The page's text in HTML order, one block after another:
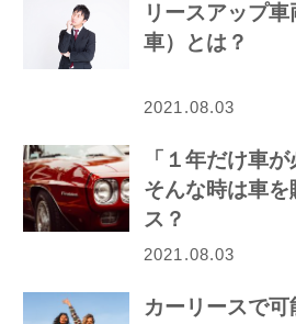
リースアップ
車）とは？
2021.08.03
「１年だけ車
そんな時は車
ス？
2021.08.03
カーリースで